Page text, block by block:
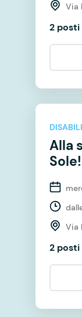
Via
2
Alla
Sole!
Via
2